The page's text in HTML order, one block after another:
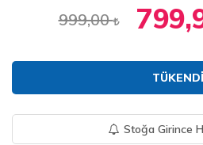
999,00
TÜKENDI
Stoğa Girince